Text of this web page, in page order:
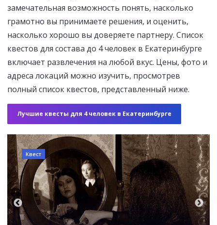
замечательная возможность понять, насколько
грамотно вы принимаете решения, и оценить,
насколько хорошо вы доверяете партнеру. Список
квестов для состава до 4 человек в Екатеринбурге
включает развлечения на любой вкус. Цены, фото и
адреса локаций можно изучить, просмотрев
полный список квестов, представленный ниже.
Лучшие квесты для 4 человек в Екатеринбурге
Квест